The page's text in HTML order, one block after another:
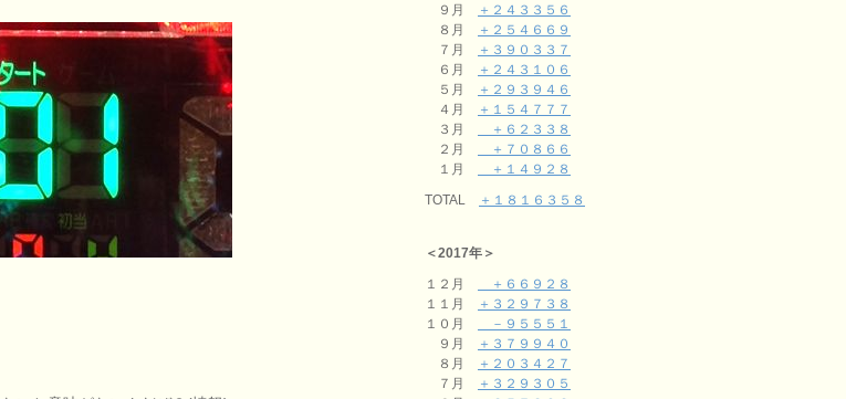
９月
＋２４３３５６
８月
＋２５４６６９
７月
＋３９０３３７
６月
＋２４３１０６
５月
＋２９３９４６
４月
＋１５４７７７
３月
＋６２３３８
２月
＋７０８６６
１月
＋１４９２８
TOTAL
＋１８１６３５８
＜2017年＞
１２月
＋６６９２８
１１月
＋３２９７３８
１０月
－９５５５１
９月
＋３７９９４０
８月
＋２０３４２７
７月
＋３２９３０５